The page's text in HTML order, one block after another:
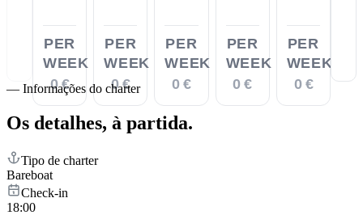
PER
WEEK
0 €
PER
WEEK
0 €
PER
WEEK
0 €
PER
WEEK
0 €
PER
WEEK
0 €
— Informações do charter
Os detalhes, à partida.
Tipo de charter
Bareboat
Check-in
18:00